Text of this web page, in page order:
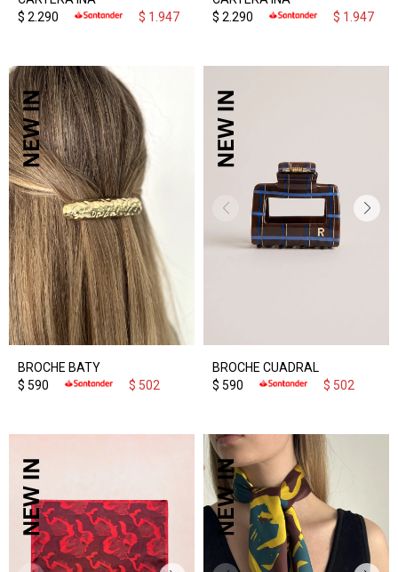
$ 2.290 $ 1.947
$ 2.290 $ 1.947
BROCHE BATY
$ 590 $ 502
BROCHE CUADRAL
$ 590 $ 502